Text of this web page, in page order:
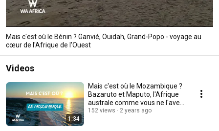
Mais c'est où le Bénin ? Ganvié, Ouidah, Grand-Popo - voyage au
cœur de l'Afrique de l'Ouest
Videos
1:34
Mais c'est où le Mozambique ?
Bazaruto et Maputo, l'Afrique
australe comme vous ne l'avez
jamais vue
152 views 2 years ago